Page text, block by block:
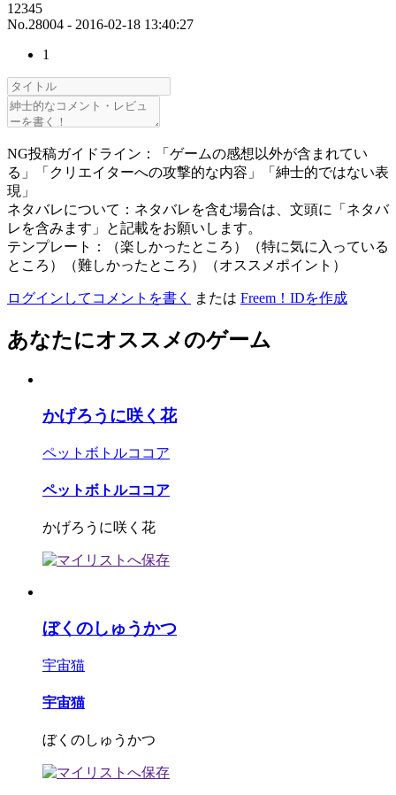
12345
No.28004 - 2016-02-18 13:40:27
1
NG投稿ガイドライン：「ゲームの感想以外が含まれてい
る」「クリエイターへの攻撃的な内容」「紳士的ではない表
現」
ネタバレについて：ネタバレを含む場合は、文頭に「ネタバ
レを含みます」と記載をお願いします。
テンプレート：（楽しかったところ）（特に気に入っている
ところ）（難しかったところ）（オススメポイント）
ログインしてコメントを書く または Freem！IDを作成
あなたにオススメのゲーム
かげろうに咲く花
ペットボトルココア
ペットボトルココア
かげろうに咲く花
ぼくのしゅうかつ
宇宙猫
宇宙猫
ぼくのしゅうかつ